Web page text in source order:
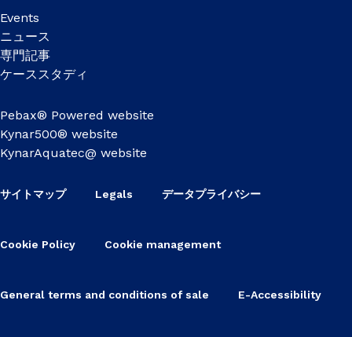
Events
ニュース
専門記事
ケーススタディ
Pebax® Powered website
Kynar500® website
KynarAquatec@ website
サイトマップ Legals データプライバシー
Cookie Policy Cookie management
General terms and conditions of sale E-Accessibility